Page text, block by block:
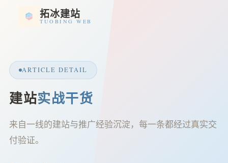
拓冰建站
TUOBING WEB
ARTICLE DETAIL
建站实战干货
来自一线的建站与推广经验沉淀，每一条都经过真实交
付验证。